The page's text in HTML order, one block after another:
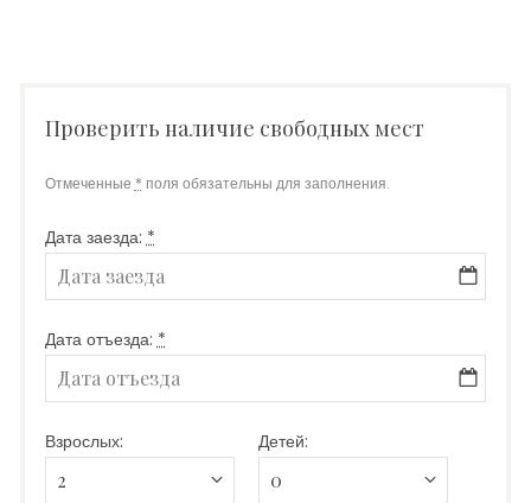
Проверить наличие свободных мест
Отмеченные * поля обязательны для заполнения.
Дата заезда: *
Дата отъезда: *
Взрослых: Детей: